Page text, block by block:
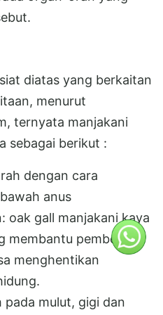
diatas yang berkaitan
menurut
ternyata manjakani
sebagai berikut :
dengan cara
anus
oak gall manjakani kaya
membantu pembekuan
menghentikan
pada mulut, gigi dan